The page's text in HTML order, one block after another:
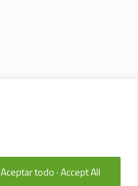
Aceptar todo · Accept All